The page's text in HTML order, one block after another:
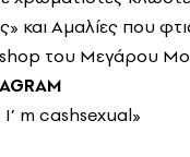
και Αμαλίες που
του Μεγάρου
m cashsexual»